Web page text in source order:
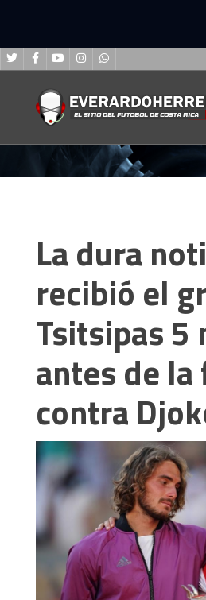
La dura
recibió el
Tsitsipas 5
antes de
contra